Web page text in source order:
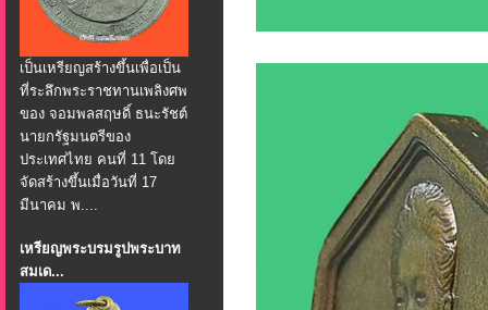
เป็นเหรียญสร้างขึ้นเพื่อเป็น
ที่ระลึกพระราชทานเพลิงศพ
ของ จอมพลสฤษดิ์ ธนะรัชต์
นายกรัฐมนตรีของ
ประเทศไทย คนที่ 11 โดย
จัดสร้างขึ้นเมื่อวันที่ 17
มีนาคม พ....
เหรียญพระบรมรูปพระบาท
สมเด...